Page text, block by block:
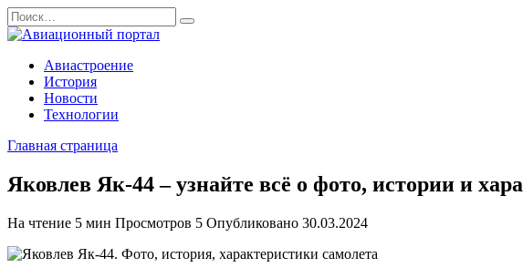
Перейти
к
содержанию
Search
for:
Авиастроение
История
Новости
Технологии
Главная страница
Яковлев Як-44 – узнайте всё о фото, истории и
На чтение 5 мин Просмотров 5 Опубликовано 30.03.2024